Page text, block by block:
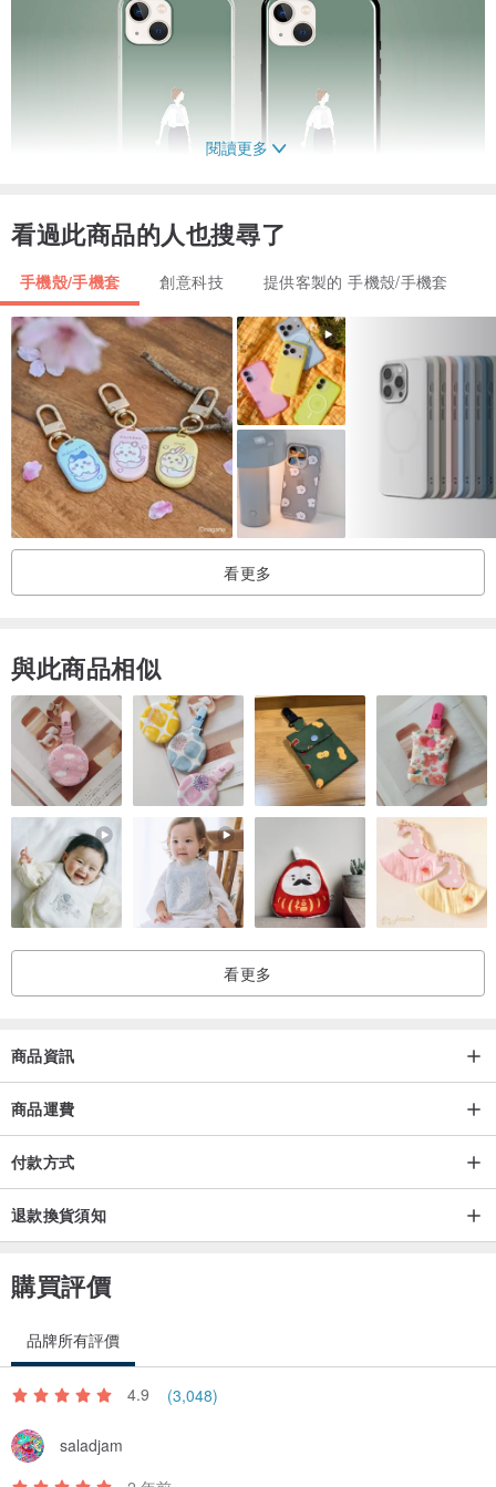
閱讀更多
看過此商品的人也搜尋了
手機殼/手機套 創意科技 提供客製的 手機殼/手機套
看更多
與此商品相似
看更多
商品資訊
商品運費
付款方式
退款換貨須知
購買評價
品牌所有評價
4.9 (3,048)
saladjam